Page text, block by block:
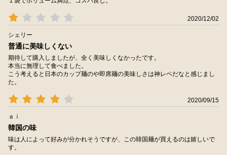
2020/12/02
シェリー
普通に美味しくない
期待して購入しましたが、全く美味しくなかったです。
本当に無理して食べました。
こう考えると日本のカップ麺のや即席麺の美味しさは神レベだなと感じまし
た。
2020/09/15
ａｉ
韓国の味
味は人によって好みが分かれそうですが、この韓国麺が買えるのは嬉しいで
す。